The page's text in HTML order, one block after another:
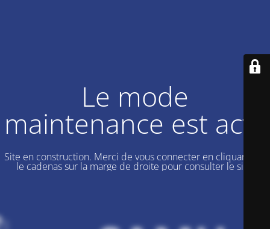
Le mode
maintenance est actif
Site en construction. Merci de vous connecter en cliquant sur
le cadenas sur la marge de droite pour consulter le site.